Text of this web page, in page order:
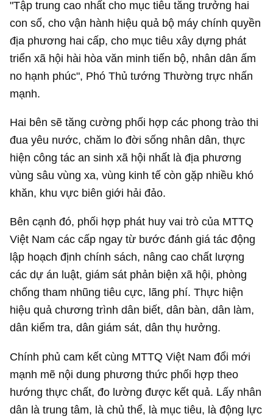
"Tập trung cao nhất cho mục tiêu tăng trưởng hai
con số, cho vận hành hiệu quả bộ máy chính quyền
địa phương hai cấp, cho mục tiêu xây dựng phát
triển xã hội hài hòa văn minh tiến bộ, nhân dân ấm
no hạnh phúc", Phó Thủ tướng Thường trực nhấn
mạnh.
Hai bên sẽ tăng cường phối hợp các phong trào thi
đua yêu nước, chăm lo đời sống nhân dân, thực
hiện công tác an sinh xã hội nhất là địa phương
vùng sâu vùng xa, vùng kinh tế còn gặp nhiều khó
khăn, khu vực biên giới hải đảo.
Bên cạnh đó, phối hợp phát huy vai trò của MTTQ
Việt Nam các cấp ngay từ bước đánh giá tác động
lập hoạch định chính sách, nâng cao chất lượng
các dự án luật, giám sát phản biện xã hội, phòng
chống tham nhũng tiêu cực, lãng phí. Thực hiện
hiệu quả chương trình dân biết, dân bàn, dân làm,
dân kiểm tra, dân giám sát, dân thụ hưởng.
Chính phủ cam kết cùng MTTQ Việt Nam đổi mới
mạnh mẽ nội dung phương thức phối hợp theo
hướng thực chất, đo lường được kết quả. Lấy nhân
dân là trung tâm, là chủ thể, là mục tiêu, là động lực